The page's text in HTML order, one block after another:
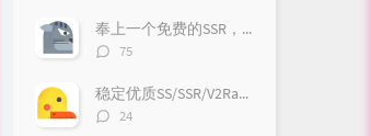
数：
奉上一个免费的SSR，欢迎大家使用哈
评
数：
75
稳定优质SS/SSR/V2Ray机场:速蛙云（有福利哦）
评
24